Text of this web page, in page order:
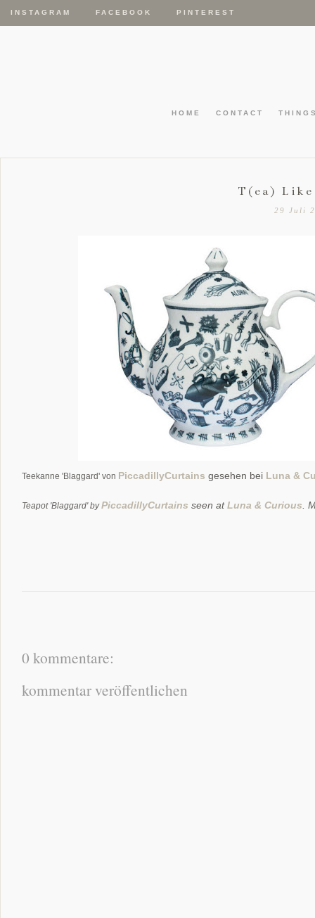
INSTAGRAM FACEBOOK PINTEREST
HOME CONTACT
T(ea)
29 Juli
Teekanne 'Blaggard' von PiccadillyCurtains gesehen bei Luna &
Teapot 'Blaggard' byPiccadillyCurtains seen atLuna & Curious .
0 kommentare:
kommentar veröffentlichen